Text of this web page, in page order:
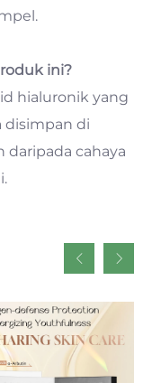
ini?
hialuronik yang
disimpan di
cahaya